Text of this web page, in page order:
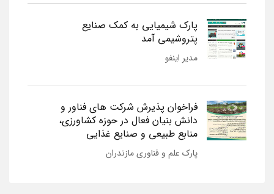
پارک شیمیایی به کمک صنایع
پتروشیمی آمد
مدیر اینفو
فراخوان پذیرش شرکت های فناور و
دانش بنیان فعال در حوزه کشاورزی،
منابع طبیعی و صنایع غذایی
پارک علم و فناوری مازندران